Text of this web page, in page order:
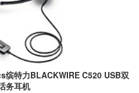
缤特力BLACKWIRE C520 USB双
务耳机